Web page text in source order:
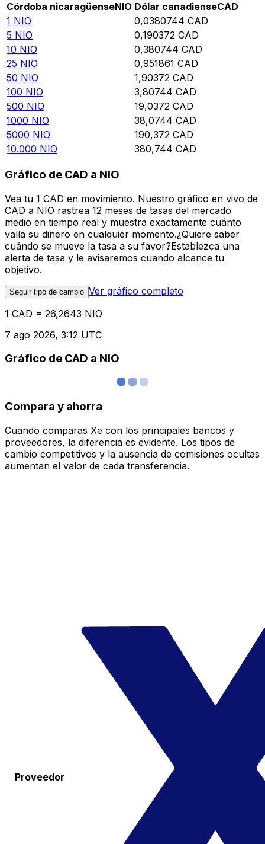
Córdoba nicaragüenseNIO Dólar canadienseCAD
1 NIO 0,0380744 CAD
5 NIO 0,190372 CAD
10 NIO 0,380744 CAD
25 NIO 0,951861 CAD
50 NIO 1,90372 CAD
100 NIO 3,80744 CAD
500 NIO 19,0372 CAD
1000 NIO 38,0744 CAD
5000 NIO 190,372 CAD
10.000 NIO 380,744 CAD
Gráfico de CAD a NIO
Vea tu 1 CAD en movimiento. Nuestro gráfico en vivo de
CAD a NIO rastrea 12 meses de tasas del mercado
medio en tiempo real y muestra exactamente cuánto
valía su dinero en cualquier momento.¿Quiere saber
cuándo se mueve la tasa a su favor?Establezca una
alerta de tasa y le avisaremos cuando alcance tu
objetivo.
Seguir tipo de cambio Ver gráfico completo
1 CAD = 26,2643 NIO
7 ago 2026, 3:12 UTC
Gráfico de CAD a NIO
Compara y ahorra
Cuando comparas Xe con los principales bancos y
proveedores, la diferencia es evidente. Los tipos de
cambio competitivos y la ausencia de comisiones ocultas
aumentan el valor de cada transferencia.
Proveedor